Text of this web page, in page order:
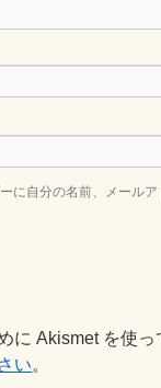
に自分の名前、メールア
に Akismet を使っ
い。